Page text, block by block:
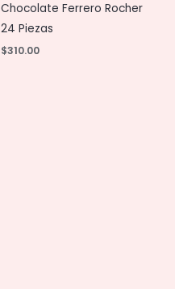
Chocolate Ferrero Rocher
24 Piezas
$310.00